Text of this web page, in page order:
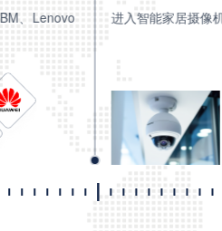
获得华为、IBM、Lenovo